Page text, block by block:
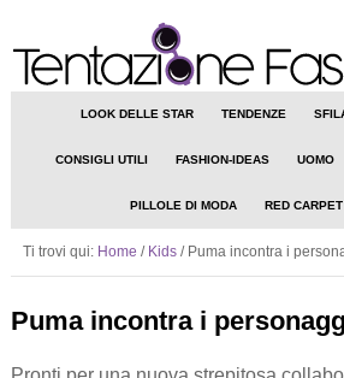
LOOK DELLE STAR TENDENZE
CONSIGLI UTILI FASHION-IDEAS UOMO
PILLOLE DI MODA RED CARPET
Ti trovi qui: Home / Kids /Puma incontra i
Puma incontra i